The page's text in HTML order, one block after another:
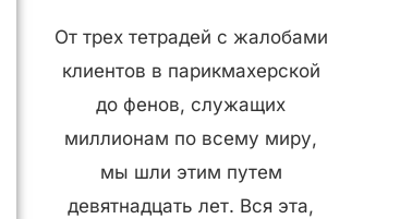
От трех тетрадей с жалобами
клиентов в парикмахерской
до фенов, служащих
миллионам по всему миру,
мы шли этим путем
девятнадцать лет. Вся эта,